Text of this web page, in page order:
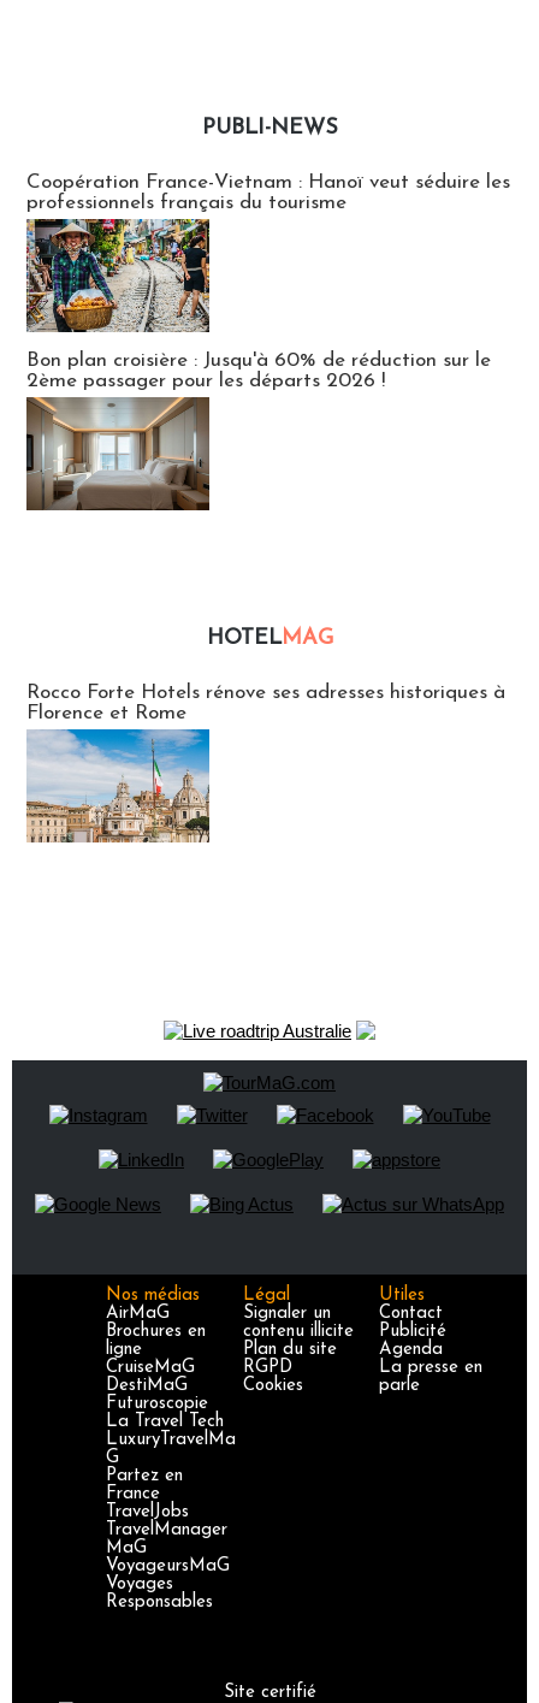
PUBLI-NEWS
Coopération France-Vietnam : Hanoï veut séduire les
professionnels français du tourisme
Bon plan croisière : Jusqu'à 60% de réduction sur le
2ème passager pour les départs 2026 !
HOTELMAG
Rocco Forte Hotels rénove ses adresses historiques à
Florence et Rome
Nos médias
AirMaG
Brochures en
ligne
CruiseMaG
DestiMaG
Futuroscopie
La Travel Tech
LuxuryTravelMa
G
Partez en
France
TravelJobs
TravelManager
MaG
VoyageursMaG
Voyages
Responsables
Légal
Signaler un
contenu illicite
Plan du site
RGPD
Cookies
Utiles
Contact
Publicité
Agenda
La presse en
parle
Site certifié